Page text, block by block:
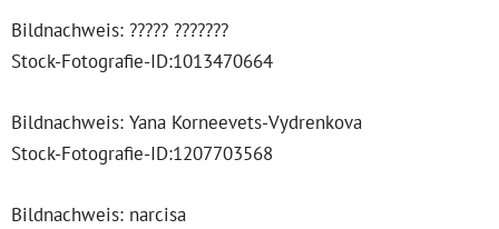
Bildnachweis: ????? ???????
Stock-Fotografie-ID:1013470664
Bildnachweis: Yana Korneevets-Vydrenkova
Stock-Fotografie-ID:1207703568
Bildnachweis: narcisa